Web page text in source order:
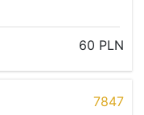
60 PLN
7847